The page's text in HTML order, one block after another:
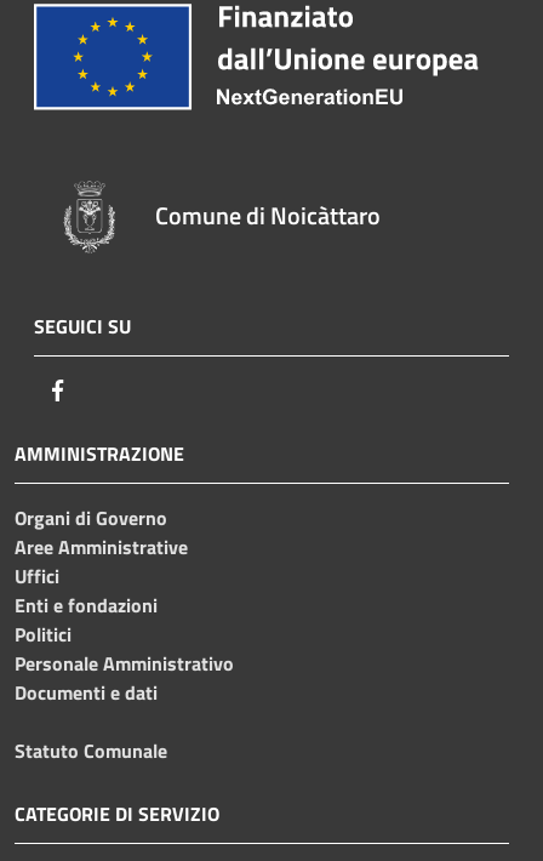
Comune di Noicàttaro
SEGUICI SU
AMMINISTRAZIONE
Organi di Governo
Aree Amministrative
Uffici
Enti e fondazioni
Politici
Personale Amministrativo
Documenti e dati
Statuto Comunale
CATEGORIE DI SERVIZIO